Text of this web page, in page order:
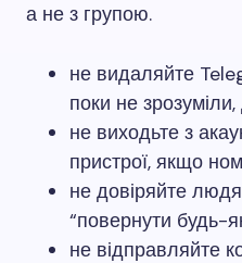
а не з групою.
не видаляйте
поки не
не виходьте з
пристрої, якщо
не довіряйте
“повернути будь-
не відправляйте